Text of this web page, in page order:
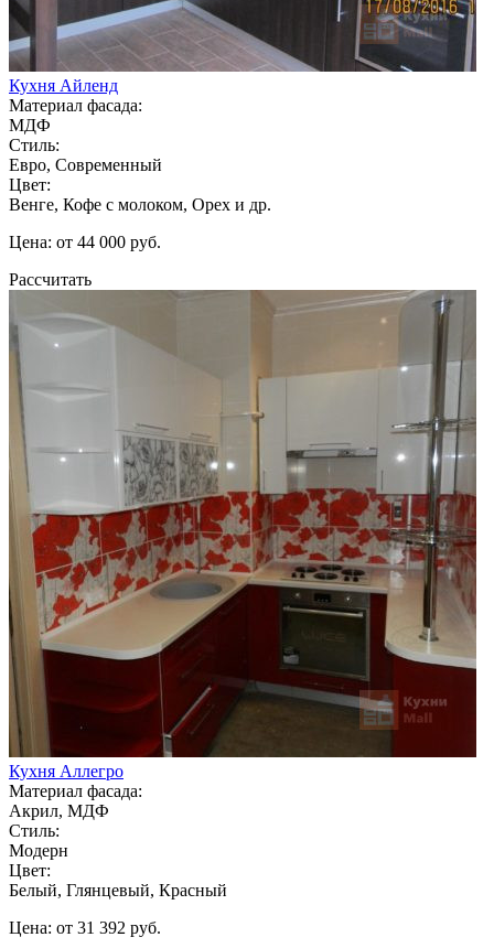
Кухня Айленд
Материал фасада:
МДФ
Стиль:
Евро, Современный
Цвет:
Венге, Кофе с молоком, Орех и др.
Цена: от 44 000 руб.
Рассчитать
Кухня Аллегро
Материал фасада:
Акрил, МДФ
Стиль:
Модерн
Цвет:
Белый, Глянцевый, Красный
Цена: от 31 392 руб.